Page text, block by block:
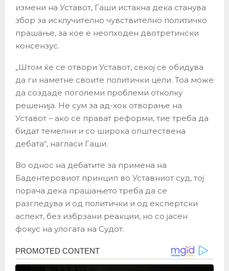
измени на Уставот, Гаши истакна дека станува
збор за исклучително чувствително политичко
прашање, за кое е неопходен двотретински
консензус.
„Штом ќе се отвори Уставот, секој се обидува
да ги наметне своите политички цели. Тоа може
да создаде поголеми проблеми отколку
решенија. Не сум за ад-хок отворање на
Уставот – ако се прават реформи, тие треба да
бидат темелни и со широка општествена
дебата“, нагласи Гаши.
Во однос на дебатите за примена на
Бадентеровиот принцип во Уставниот суд, тој
порача дека прашањето треба да се
разгледува и од политички и од експертски
аспект, без избрзани реакции, но со јасен
фокус на улогата на Судот.